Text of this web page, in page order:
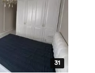
31
31
31
31
31